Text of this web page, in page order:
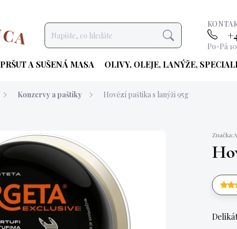
Hledat
Po-Pá
PRŠUT A SUŠENÁ MASA OLIVY, OLEJE, LANÝŽE,
Konzervy a paštiky Hovězí paštika s lanýži 95g
Značka: